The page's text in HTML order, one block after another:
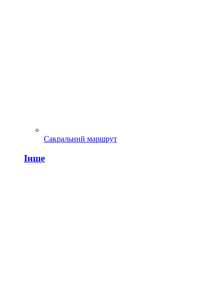
Сакральний маршрут
Інше